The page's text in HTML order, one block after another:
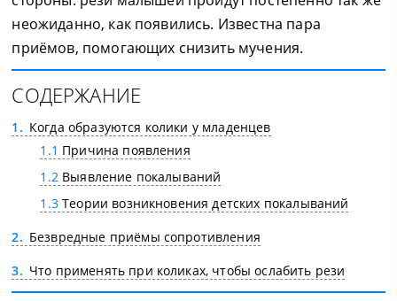
неожиданно, как появились. Известна пара
приёмов, помогающих снизить мучения.
СОДЕРЖАНИЕ
1
Когда образуются колики у младенцев
1.1 Причина появления
1.2Выявление покалываний
1.3Теории возникновения детских покалываний
2
Безвредные приёмы сопротивления
3
Что применять при коликах, чтобы ослабить рези